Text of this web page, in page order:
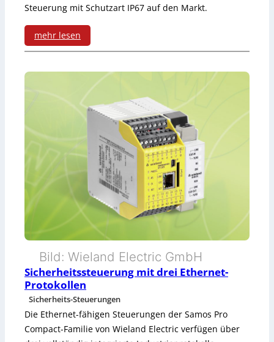
b
a
r
e
S
i
h
e
r
i
t
s
m
Steuerung mit Schutzart IP67 auf den Markt.
mehr lesen
:
S
y
-
e
u
e
r
Bild: Wieland Electric GmbH
Sicherheitssteuerung mit drei Ethernet-
Protokollen
Sicherheits-Steuerungen
Die Ethernet-fähigen Steuerungen der Samos Pro
Compact-Familie von Wieland Electric verfügen über